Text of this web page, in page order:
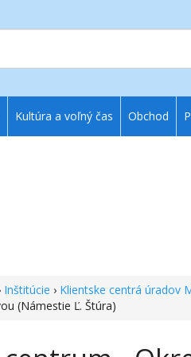
Inštitúcie › Klientske centrá úradov
(Námestie Ľ. Štúra)
Kultúra a voľný čas Obchod